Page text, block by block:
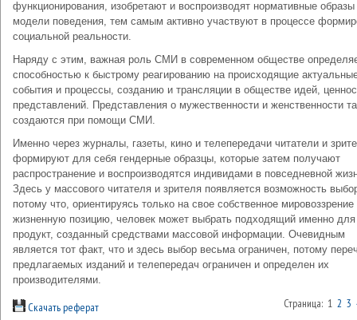
функционирования, изобретают и воспроизводят нормативные образы
модели поведения, тем самым активно участвуют в процессе
социальной реальности.
Наряду с этим, важная роль СМИ в современном обществе
способностью к быстрому реагированию на происходящие
события и процессы, созданию и трансляции в обществе идей,
представлений. Представления о мужественности и женственности
создаются при помощи СМИ.
Именно через журналы, газеты, кино и телепередачи читатели и
формируют для себя гендерные образцы, которые затем получают
распространение и воспроизводятся индивидами в повседневной
Здесь у массового читателя и зрителя появляется возможность
потому что, ориентируясь только на свое собственное мировоззрение
жизненную позицию, человек может выбрать подходящий именно для
продукт, созданный средствами массовой информации. Очевидным
является тот факт, что и здесь выбор весьма ограничен, потому
предлагаемых изданий и телепередач ограничен и определен их
производителями.
Скачать реферат Страница: 1 2 3